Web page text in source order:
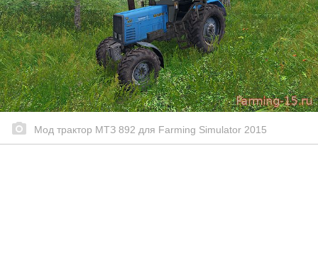
Мод трактор МТЗ 892 для Farming Simulator 2015